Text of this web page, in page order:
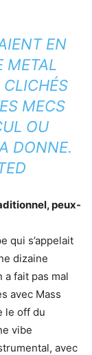
EN
METAL
CLICHÉS
MECS
OU
DONNE.
peux-
qui s’appelait
dizaine
a fait pas mal
avec Mass
le off du
vibe
avec